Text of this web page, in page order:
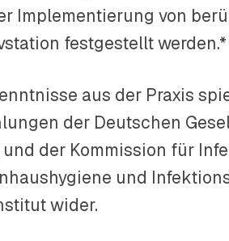
Implementierung von
festgestellt werden.*
aus der Praxis
der Deutschen
und der Kommission für
und
wider.